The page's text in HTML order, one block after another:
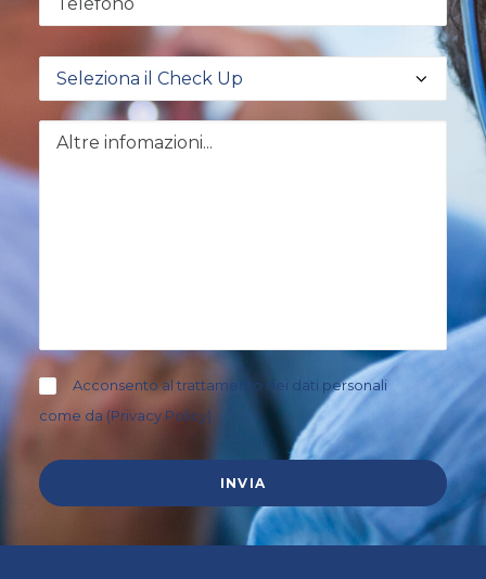
Acconsento al trattamento dei dati personali
come da (Privacy Policy)